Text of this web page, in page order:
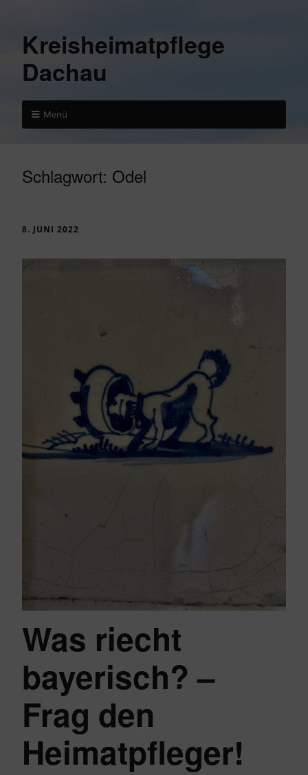
Kreisheimatpflege
Dachau
Menü
Schlagwort: Odel
8. JUNI 2022
Was riecht
bayerisch? –
Frag den
Heimatpfleger!